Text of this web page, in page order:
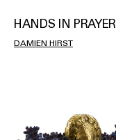
HANDS IN PRAYER
DAMIEN HIRST